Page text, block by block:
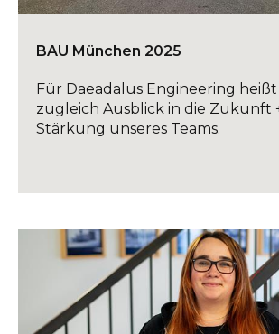
BAU München 2025
Für Daeadalus Engineering heißt
zugleich Ausblick in die Zukunft
Stärkung unseres Teams.